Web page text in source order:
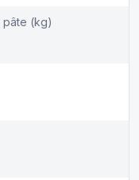
pâte (kg)